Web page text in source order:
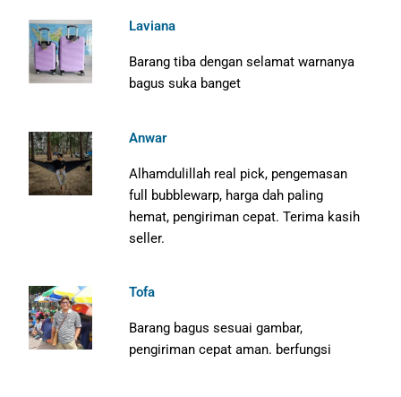
Laviana
Barang tiba dengan selamat warnanya
bagus suka banget
Anwar
Alhamdulillah real pick, pengemasan
full bubblewarp, harga dah paling
hemat, pengiriman cepat. Terima kasih
seller.
Tofa
Barang bagus sesuai gambar,
pengiriman cepat aman. berfungsi